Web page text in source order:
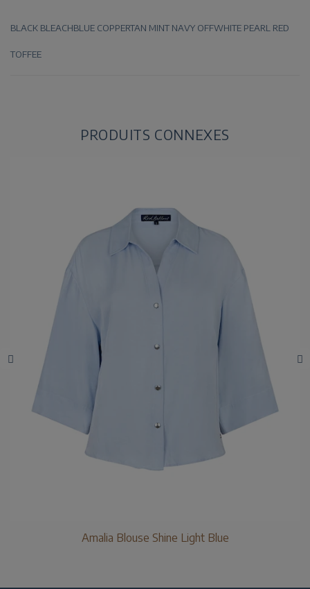
BLACK BLEACHBLUE COPPERTAN MINT NAVY OFFWHITE PEARL RED
TOFFEE
PRODUITS CONNEXES
Amalia Blouse Shine Light Blue